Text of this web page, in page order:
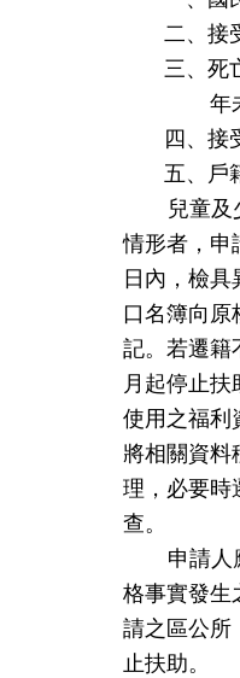
二、接
三、死
年
四、接
五、戶
兒童及
情形者，申
日內，檢
口名簿向原
記。若遷籍
月起停止
使用之福利
將相關資料
理，必要時
查。
申請人
格事實發生
請之區公所
止扶助。